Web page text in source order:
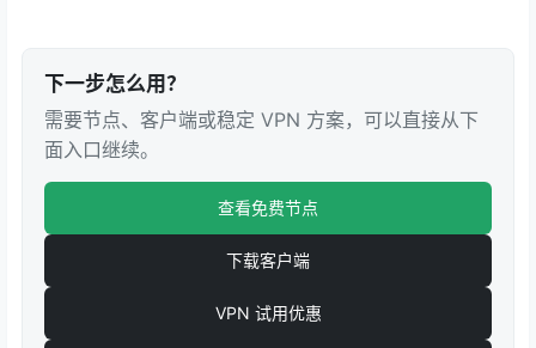
下一步怎么用？
需要节点、客户端或稳定 VPN 方案，可以直接从下
面入口继续。
查看免费节点
下载客户端
VPN 试用优惠